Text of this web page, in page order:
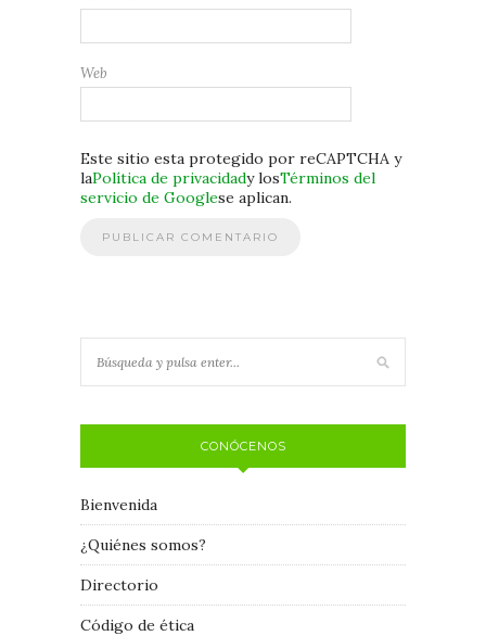
Web
Este sitio esta protegido por reCAPTCHA y
laPolítica de privacidady losTérminos del
servicio de Googlese aplican.
CONÓCENOS
Bienvenida
¿Quiénes somos?
Directorio
Código de ética